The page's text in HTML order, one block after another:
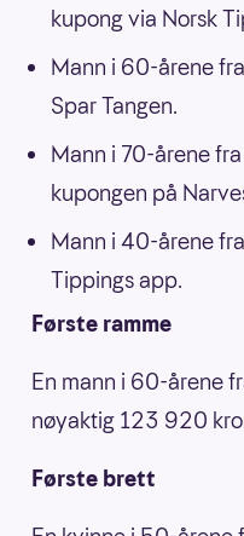
kupong via Norsk
Mann i 60-årene
Spar Tangen.
Mann i 70-årene
kupongen på
Mann i 40-årene
Tippings app.
Første ramme
En mann i 60-årene
nøyaktig 123 920
Første brett